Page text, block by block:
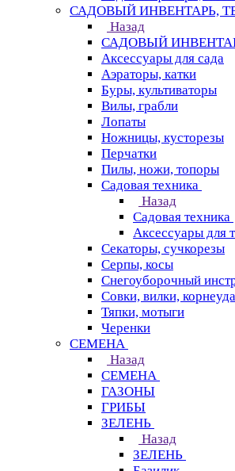
САДОВЫЙ ИНВЕНТАРЬ,
Назад
САДОВЫЙ
Аксессуары для сада
Аэраторы, катки
Буры, культиваторы
Вилы, грабли
Лопаты
Ножницы, кусторезы
Перчатки
Пилы, ножи, топоры
Садовая техника
Назад
Садовая техника
Аксессуары для
Секаторы, сучкорезы
Серпы, косы
Снегоуборочный
Совки, вилки,
Тяпки, мотыги
Черенки
СЕМЕНА
Назад
СЕМЕНА
ГАЗОНЫ
ГРИБЫ
ЗЕЛЕНЬ
Назад
ЗЕЛЕНЬ